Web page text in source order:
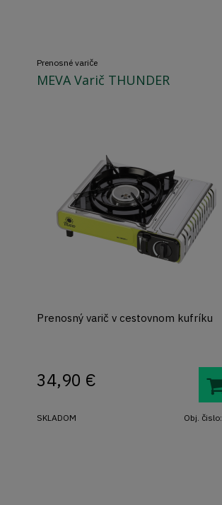
Prenosné variče
MEVA Varič THUNDER
Prenosný varič v cestovnom kufríku
34,90 €
SKLADOM Obj. čislo: